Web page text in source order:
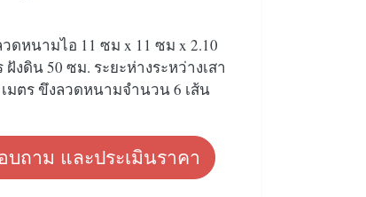
วดหนามไอ 11 ซม x 11 ซม x 2.10
ฝังดิน 50 ซม. ระยะห่างระหว่างเสา
เมตร ขึงลวดหนามจำนวน 6 เส้น
บถาม และประเมินราคา